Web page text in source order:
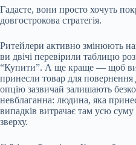
Гадаєте, вони просто хочуть
довгострокова стратегія.
Ритейлери активно змінюють
ви двічі перевірили таблицю
“Купити”. А ще краще — щоб ви
принесли товар для
опцію зазвичай залишають
невблаганна: людина, яка
випадків витрачає там усю
зверху.